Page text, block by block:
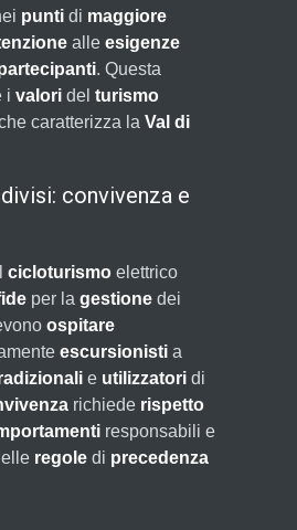
punti di maggiore
alle esigenze
. Questa
i valori del turismo
caratterizza la Val di
convivenza e
cicloturismo elettrico
per la gestione dei
ospitare
escursionisti a
e utilizzatori di
richiede rispetto
responsabili e
regole di precedenza